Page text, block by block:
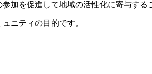
加を促進して地域の活性化に寄与する
ニティの目的です。